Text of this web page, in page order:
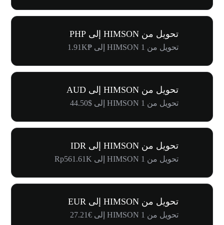
تحويل من HIMSON إلى PHP
تحويل من 1 HIMSON إلى ₱1.91K
تحويل من HIMSON إلى AUD
تحويل من 1 HIMSON إلى $44.50
تحويل من HIMSON إلى IDR
تحويل من 1 HIMSON إلى Rp561.61K
تحويل من HIMSON إلى EUR
تحويل من 1 HIMSON إلى €27.21